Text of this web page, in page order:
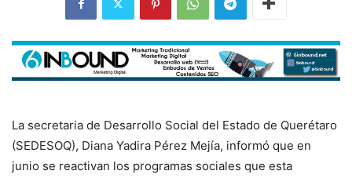
La secretaria de Desarrollo Social del Estado de Querétaro
(SEDESOQ), Diana Yadira Pérez Mejía, informó que en
junio se reactivan los programas sociales que esta